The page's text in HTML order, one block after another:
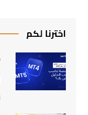
اخترنا لكم